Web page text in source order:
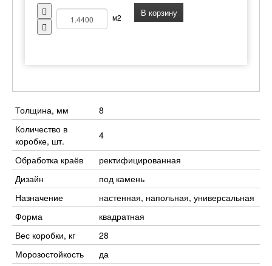
м2 В корзину
Толщина, мм
8
Количество в
коробке, шт.
4
Обработка краёв
ректифицированная
Дизайн
под камень
Назначение
настенная, напольная, универсальная
Форма
квадратная
Вес коробки, кг
28
Морозостойкость
да